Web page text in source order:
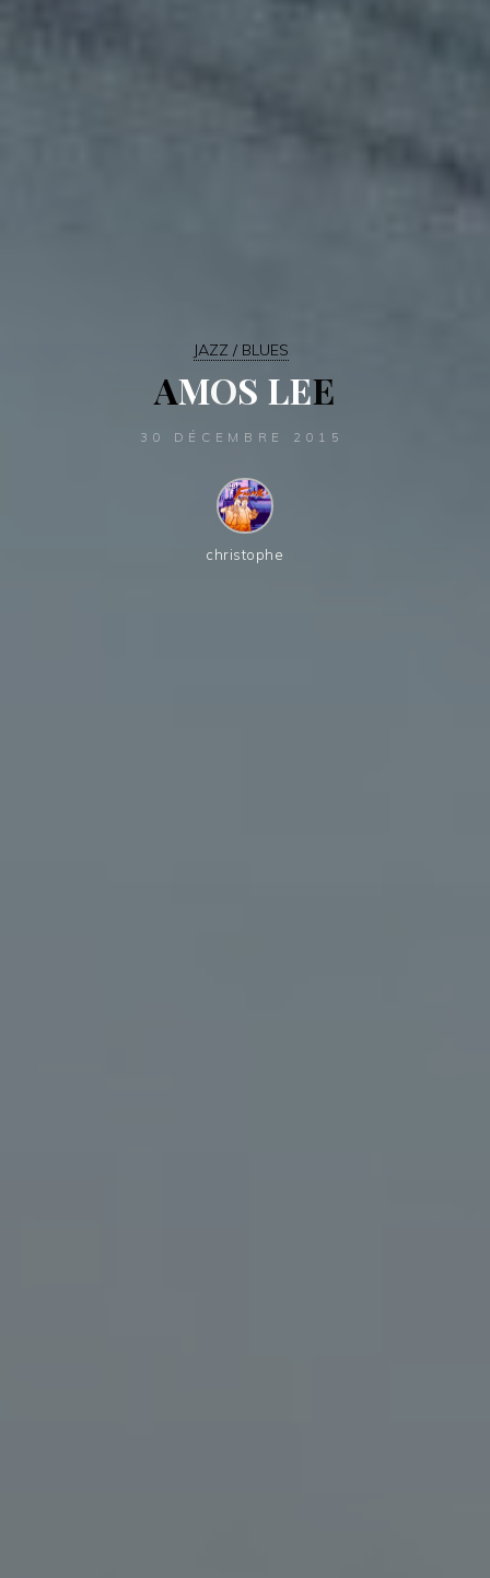
JAZZ / BLUES
AMOS LEE
30 DÉCEMBRE 2015
christophe